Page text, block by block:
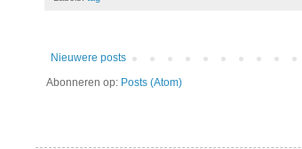
Nieuwere posts
Abonneren op: Posts (Atom)